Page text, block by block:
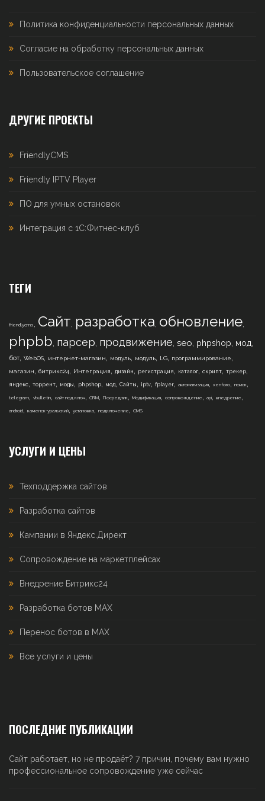
Политика конфиденциальности персональных данных
Согласие на обработку персональных данных
Пользовательское соглашение
ДРУГИЕ ПРОЕКТЫ
FriendlyCMS
Friendly IPTV Player
ПО для умных остановок
Интеграция с 1С:Фитнес-клуб
ТЕГИ
friendlycms , Сайт, разработка, обновление,
phpbb, парсер, продвижение, seo, phpshop, мод,
бот, WebOS, интернет-магазин, модуль, модуль, LG, программирование,
магазин, битрикс24, Интеграция, дизайн , регистрация , каталог, скрипт, трекер,
яндекс, торрент, моды , phpshop, мод, Сайты , iptv, fplayer, автоматизация, xenforo, поиск,
telegram, vbulletin, сайт под ключ, CRM, Посредник, Модификация, сопровождение , api, внедрение ,
android, каменск-уральский, установка, подключение , CMS
УСЛУГИ И ЦЕНЫ
Техподдержка сайтов
Разработка сайтов
Кампании в Яндекс.Директ
Сопровождение на маркетплейсах
Внедрение Битрикс24
Разработка ботов MAX
Перенос ботов в MAX
Все услуги и цены
ПОСЛЕДНИЕ ПУБЛИКАЦИИ
Сайт работает, но не продаёт? 7 причин, почему вам нужно
профессиональное сопровождение уже сейчас